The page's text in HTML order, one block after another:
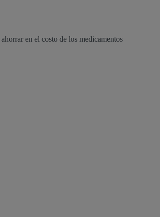
en el costo de los medicamentos